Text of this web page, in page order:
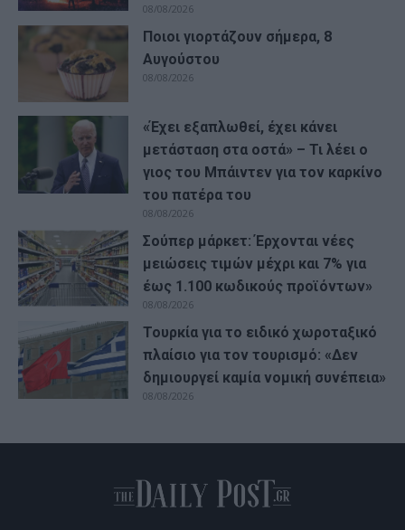
08/08/2026
Ποιοι γιορτάζουν σήμερα, 8
Αυγούστου
08/08/2026
«Έχει εξαπλωθεί, έχει κάνει
μετάσταση στα οστά» – Τι λέει ο
γιος του Μπάιντεν για τον καρκίνο
του πατέρα του
08/08/2026
Σούπερ μάρκετ: Έρχονται νέες
μειώσεις τιμών μέχρι και 7% για
έως 1.100 κωδικούς προϊόντων»
08/08/2026
Τουρκία για το ειδικό χωροταξικό
πλαίσιο για τον τουρισμό: «Δεν
δημιουργεί καμία νομική συνέπεια»
08/08/2026